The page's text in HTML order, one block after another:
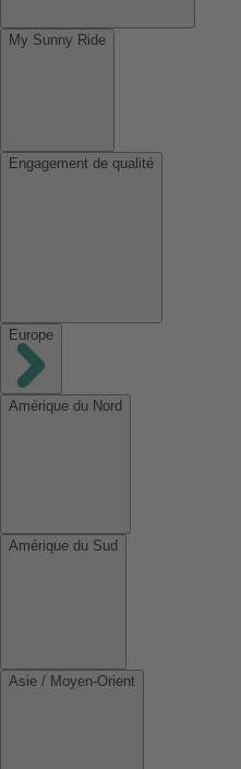
My Sunny Ride
Engagement de qualité
Europe
Amérique du Nord
Amérique du Sud
Asie / Moyen-Orient